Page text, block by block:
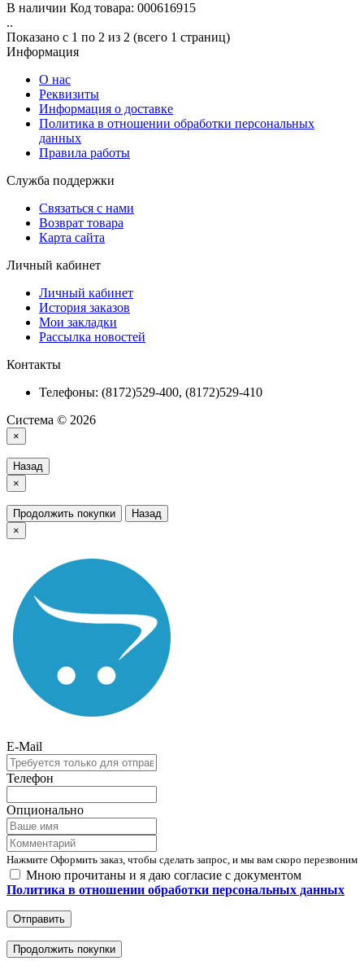
В наличии Код товара: 000616915
..
Показано с 1 по 2 из 2 (всего 1 страниц)
Информация
О нас
Реквизиты
Информация о доставке
Политика в отношении обработки персональных
данных
Правила работы
Служба поддержки
Связаться с нами
Возврат товара
Карта сайта
Личный кабинет
Личный кабинет
История заказов
Мои закладки
Рассылка новостей
Контакты
Телефоны: (8172)529-400, (8172)529-410
Система © 2026
×
Назад
×
Продолжить покупки
Назад
×
E-Mail
Телефон
Опционально
Нажмите Оформить заказ, чтобы сделать запрос, и мы вам скоро перезвоним
Мною прочитаны и я даю согласие с документом
Политика в отношении обработки персональных данных
Отправить
Продолжить покупки